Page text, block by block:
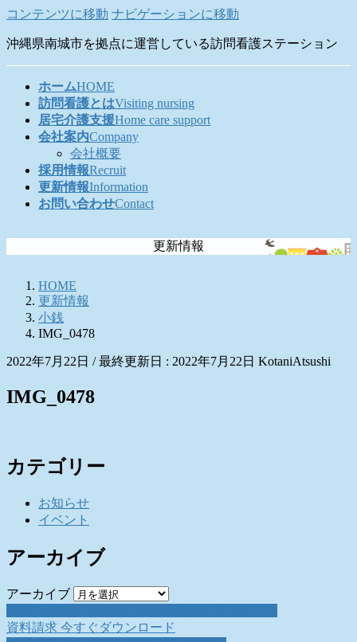
コンテンツに移動 ナビゲーションに移動
沖縄県南城市を拠点に運営している訪問看護ステーション
ホームHOME
訪問看護とはVisiting nursing
居宅介護支援Home care support
会社案内Company
会社概要
採用情報Recruit
更新情報Information
お問い合わせContact
更新情報
HOME
更新情報
小銭
IMG_0478
2022年7月22日 / 最終更新日 : 2022年7月22日 KotaniAtsushi
IMG_0478
カテゴリー
お知らせ
イベント
アーカイブ
アーカイブ
資料請求 今すぐダウンロード